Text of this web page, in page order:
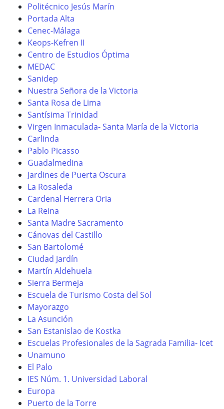
Politécnico Jesús Marín
Portada Alta
Cenec-Málaga
Keops-Kefren II
Centro de Estudios Óptima
MEDAC
Sanidep
Nuestra Señora de la Victoria
Santa Rosa de Lima
Santísima Trinidad
Virgen Inmaculada- Santa María de la Victoria
Carlinda
Pablo Picasso
Guadalmedina
Jardines de Puerta Oscura
La Rosaleda
Cardenal Herrera Oria
La Reina
Santa Madre Sacramento
Cánovas del Castillo
San Bartolomé
Ciudad Jardín
Martín Aldehuela
Sierra Bermeja
Escuela de Turismo Costa del Sol
Mayorazgo
La Asunción
San Estanislao de Kostka
Escuelas Profesionales de la Sagrada Familia- Icet
Unamuno
El Palo
IES Núm. 1. Universidad Laboral
Europa
Puerto de la Torre